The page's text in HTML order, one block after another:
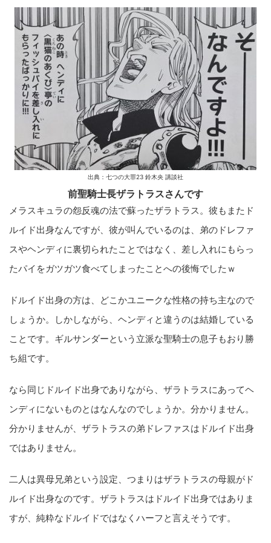
出典：七つの大罪23 鈴木央 講談社
前聖騎士長ザラトラスさんです
メラスキュラの怨反魂の法で蘇ったザラトラス。彼もまたド
ルイド出身なんですが、彼が叫んでいるのは、弟のドレファ
スやヘンディに裏切られたことではなく、差し入れにもらっ
たパイをガツガツ食べてしまったことへの後悔でしたｗ
ドルイド出身の方は、どこかユニークな性格の持ち主なので
しょうか。しかしながら、ヘンディと違うのは結婚している
ことです。ギルサンダーという立派な聖騎士の息子もおり勝
ち組です。
なら同じドルイド出身でありながら、ザラトラスにあってヘ
ンディにないものとはなんなのでしょうか。分かりません。
分かりませんが、ザラトラスの弟ドレファスはドルイド出身
ではありません。
二人は異母兄弟という設定、つまりはザラトラスの母親がド
ルイド出身なのです。ザラトラスはドルイド出身ではありま
すが、純粋なドルイドではなくハーフと言えそうです。